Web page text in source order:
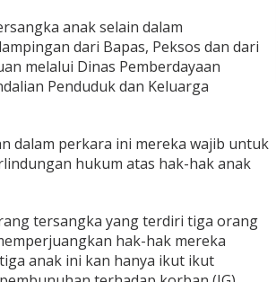
anak selain dalam
dari Bapas, Peksos dan dari
melalui Dinas Pemberdayaan
Penduduk dan Keluarga
dalam perkara ini mereka wajib untuk
hukum atas hak-hak anak
tersangka yang terdiri tiga orang
hak-hak mereka
anak ini kan hanya ikut ikut